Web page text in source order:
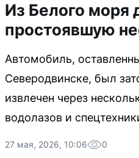
Из Белого моря
простоявшую
Автомобиль,
Северодвинске, был
извлечен через
водолазов и
27 мая, 2026, 10:06 0